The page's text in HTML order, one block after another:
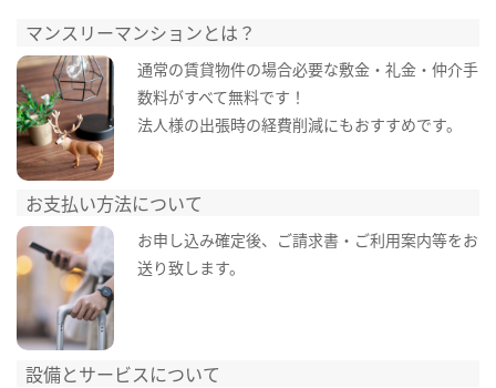
マンスリーマンションとは？
通常の賃貸物件の場合必要な敷金・礼金・仲介手
数料がすべて無料です！
法人様の出張時の経費削減にもおすすめです。
お支払い方法について
お申し込み確定後、ご請求書・ご利用案内等をお
送り致します。
設備とサービスについて